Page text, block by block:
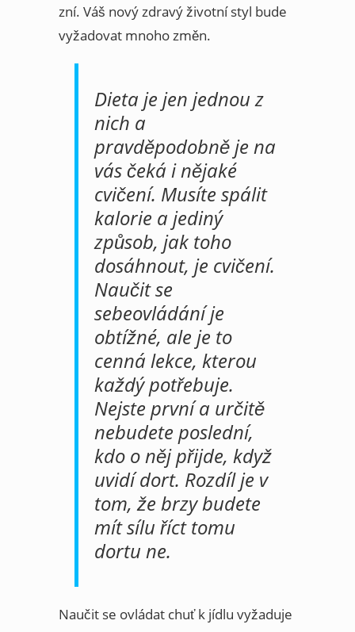
zní. Váš nový zdravý životní styl bude
vyžadovat mnoho změn.
Dieta je jen jednou z
nich a
pravděpodobně je na
vás čeká i nějaké
cvičení. Musíte spálit
kalorie a jediný
způsob, jak toho
dosáhnout, je cvičení.
Naučit se
sebeovládání je
obtížné, ale je to
cenná lekce, kterou
každý potřebuje.
Nejste první a určitě
nebudete poslední,
kdo o něj přijde, když
uvidí dort. Rozdíl je v
tom, že brzy budete
mít sílu říct tomu
dortu ne.
Naučit se ovládat chuť k jídlu vyžaduje